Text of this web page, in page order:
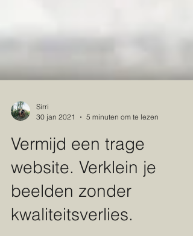
Sirri
30 jan 2021
5 minuten om te lezen
Vermijd een trage
website. Verklein je